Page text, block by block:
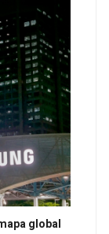
global